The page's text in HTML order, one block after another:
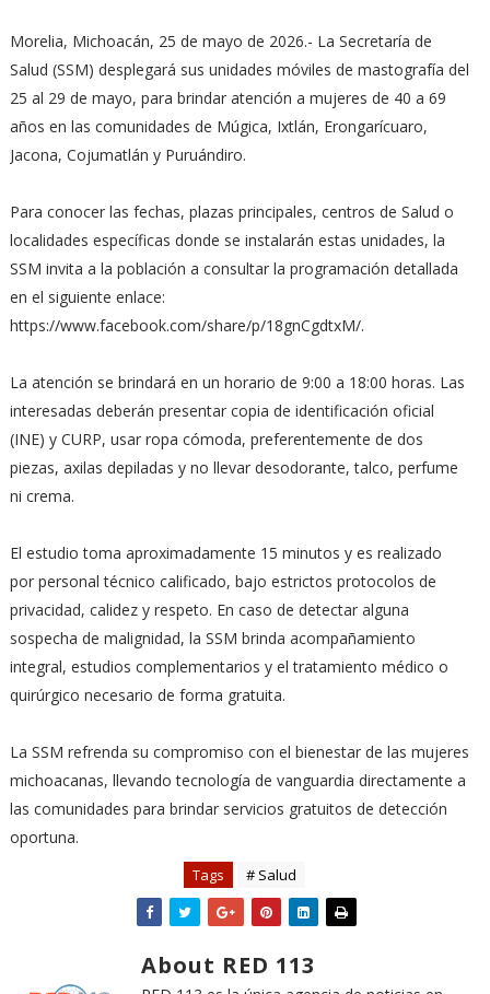
Morelia, Michoacán, 25 de mayo de 2026.- La Secretaría de
Salud (SSM) desplegará sus unidades móviles de mastografía del
25 al 29 de mayo, para brindar atención a mujeres de 40 a 69
años en las comunidades de Múgica, Ixtlán, Erongarícuaro,
Jacona, Cojumatlán y Puruándiro.
Para conocer las fechas, plazas principales, centros de Salud o
localidades específicas donde se instalarán estas unidades, la
SSM invita a la población a consultar la programación detallada
en el siguiente enlace:
https://www.facebook.com/share/p/18gnCgdtxM/.
La atención se brindará en un horario de 9:00 a 18:00 horas. Las
interesadas deberán presentar copia de identificación oficial
(INE) y CURP, usar ropa cómoda, preferentemente de dos
piezas, axilas depiladas y no llevar desodorante, talco, perfume
ni crema.
El estudio toma aproximadamente 15 minutos y es realizado
por personal técnico calificado, bajo estrictos protocolos de
privacidad, calidez y respeto. En caso de detectar alguna
sospecha de malignidad, la SSM brinda acompañamiento
integral, estudios complementarios y el tratamiento médico o
quirúrgico necesario de forma gratuita.
La SSM refrenda su compromiso con el bienestar de las mujeres
michoacanas, llevando tecnología de vanguardia directamente a
las comunidades para brindar servicios gratuitos de detección
oportuna.
Tags # Salud
About RED 113